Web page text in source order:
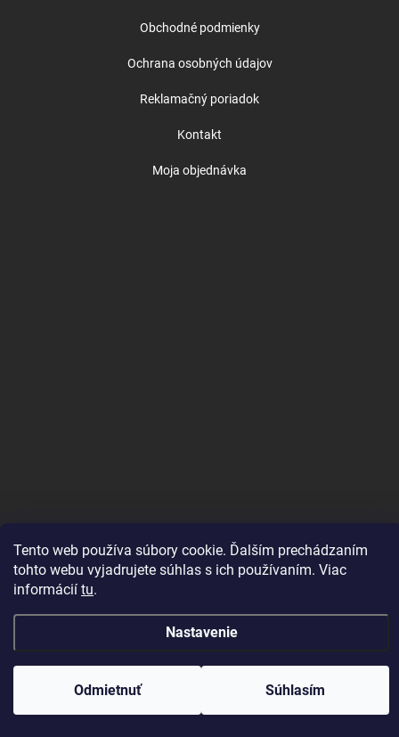
Tento web používa súbory cookie. Ďalším prechádzaním
tohto webu vyjadrujete súhlas s ich používaním. Viac
informácií tu.
Nastavenie
Odmietnuť Súhlasím
Obchodné podmienky
Ochrana osobných údajov
Reklamačný poriadok
Kontakt
Moja objednávka
Good E-shops have logic. SALELOGICS
Herné PC Zostavy. Všetky práva vyhradené.